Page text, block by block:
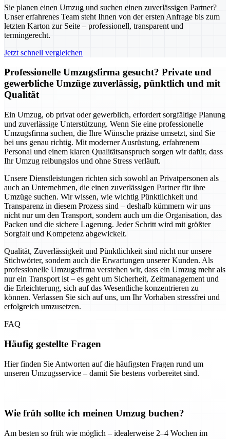
Sie planen einen Umzug und suchen einen zuverlässigen Partner?
Unser erfahrenes Team steht Ihnen von der ersten Anfrage bis zum
letzten Karton zur Seite – professionell, transparent und
termingerecht.
Jetzt schnell vergleichen
Professionelle Umzugsfirma gesucht? Private und
gewerbliche Umzüge zuverlässig, pünktlich und mit
Qualität
Ein Umzug, ob privat oder gewerblich, erfordert sorgfältige Planung
und zuverlässige Unterstützung. Wenn Sie eine professionelle
Umzugsfirma suchen, die Ihre Wünsche präzise umsetzt, sind Sie
bei uns genau richtig. Mit moderner Ausrüstung, erfahrenem
Personal und einem klaren Qualitätsanspruch sorgen wir dafür, dass
Ihr Umzug reibungslos und ohne Stress verläuft.
Unsere Dienstleistungen richten sich sowohl an Privatpersonen als
auch an Unternehmen, die einen zuverlässigen Partner für ihre
Umzüge suchen. Wir wissen, wie wichtig Pünktlichkeit und
Transparenz in diesem Prozess sind – deshalb kümmern wir uns
nicht nur um den Transport, sondern auch um die Organisation, das
Packen und die sichere Lagerung. Jeder Schritt wird mit größter
Sorgfalt und Kompetenz abgewickelt.
Qualität, Zuverlässigkeit und Pünktlichkeit sind nicht nur unsere
Stichwörter, sondern auch die Erwartungen unserer Kunden. Als
professionelle Umzugsfirma verstehen wir, dass ein Umzug mehr als
nur ein Transport ist – es geht um Sicherheit, Zeitmanagement und
die Erleichterung, sich auf das Wesentliche konzentrieren zu
können. Verlassen Sie sich auf uns, um Ihr Vorhaben stressfrei und
erfolgreich umzusetzen.
FAQ
Häufig gestellte Fragen
Hier finden Sie Antworten auf die häufigsten Fragen rund um
unseren Umzugsservice – damit Sie bestens vorbereitet sind.
Wie früh sollte ich meinen Umzug buchen?
Am besten so früh wie möglich – idealerweise 2–4 Wochen im